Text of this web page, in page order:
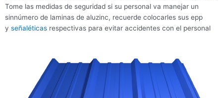
Tome las medidas de seguridad si su personal va manejar un
sinnúmero de laminas de aluzinc, recuerde colocarles sus epp
y señaléticas respectivas para evitar accidentes con el personal